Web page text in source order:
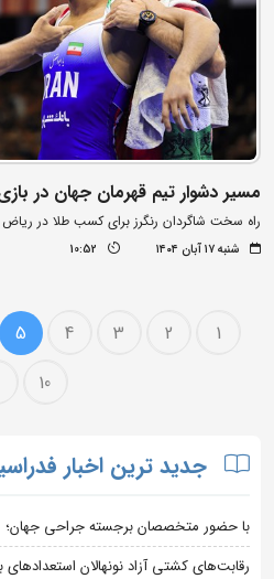
مسیر دشوار تیم قهرمان جهان در
راه سخت شاگردان رنگرز برای کسب طلا در ریاض
شنبه ۱۷ آبان ۱۴۰۴ 10:52
1
2
3
4
5
10
جدید ترین اخبار
با حضور متخصصان برجسته جراحی جهان؛
رقابت‌های کشتی آزاد نونهالان